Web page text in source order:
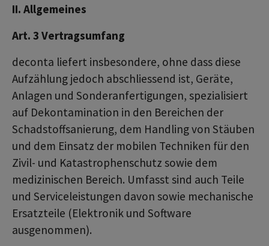
II. Allgemeines
Art. 3 Vertragsumfang
deconta liefert insbesondere, ohne dass diese
Aufzählung jedoch abschliessend ist, Geräte,
Anlagen und Sonderanfertigungen, spezialisiert
auf Dekontamination in den Bereichen der
Schadstoffsanierung, dem Handling von Stäuben
und dem Einsatz der mobilen Techniken für den
Zivil- und Katastrophenschutz sowie dem
medizinischen Bereich. Umfasst sind auch Teile
und Serviceleistungen davon sowie mechanische
Ersatzteile (Elektronik und Software
ausgenommen).